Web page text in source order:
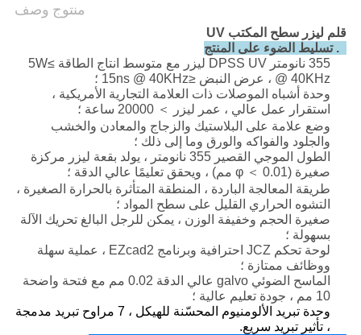
منتوج وصف
قلم ليزر سطح المكتب UV
355 نانومتر DPSS UV ليزر مع متوسط ​​انتاج الطاقة ≥5W
@ 40KHz ، عرض النبض ≤15ns @ 40KHz ؛
وحدة أشباه الموصلات ذات العلامة التجارية الأمريكية ،
استقرار عمل عالي ، عمر ليزر ＞ 20000 ساعة ؛
وضع علامة على البلاستيك والزجاج والمعادن والخشب
والجلود والفواكه والورق وما إلى ذلك ؛
الطول الموجي القصير 355 نانومتر ، يولد بقعة ليزر مركزة
صغيرة (φ ＜ 0.01 مم) ، ويحقق تعليمًا عالي الدقة ؛
طريقة المعالجة الباردة ، المنطقة المتأثرة بالحرارة الصغيرة ،
التشوه الحراري القليل على سطح المواد ؛
صغيرة الحجم وخفيفة الوزن ، يمكن للرجل البالغ تحريك الآلة
بسهولة ؛
لوحة تحكم JCZ احترافية وبرنامج EZcad2 ، عملية سهلة
ووظائف ممتازة ؛
الماسح الضوئي galvo عالي الدقة 0.02 مم مع فتحة واضحة
10 مم ، جودة تعليم عالية ؛
وحدة تبريد الألومنيوم المحسّنة للهيكل ، 7 مراوح تبريد مدمجة
، تأثير تبريد سريع.